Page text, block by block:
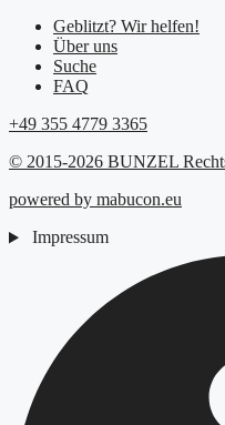
Geblitzt? Wir helfen!
Über uns
Suche
FAQ
+49 355 4779 3365
© 2015-2026 BUNZEL
powered by mabucon.eu
Impressum